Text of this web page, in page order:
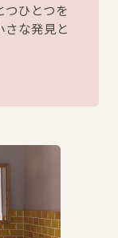
ひとつを
な発見と